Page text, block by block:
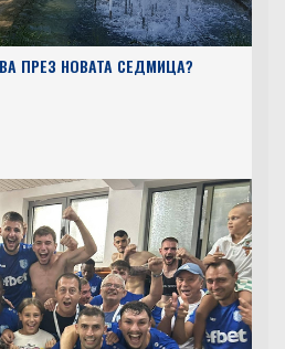
ПРЕЗ НОВАТА СЕДМИЦА?